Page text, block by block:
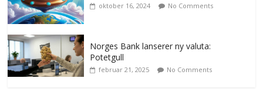
oktober 16, 2024 No Comments
Norges Bank lanserer ny valuta:
Potetgull
februar 21, 2025 No Comments